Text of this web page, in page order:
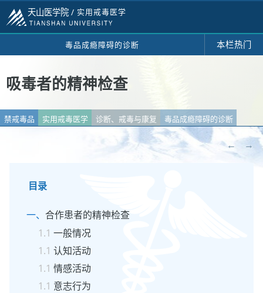
天山医学院 / 实用戒毒医学
毒品成瘾障碍的诊断 本栏热门
吸毒者的精神检查
禁戒毒品 实用戒毒医学 诊断、戒毒与康复 毒品成瘾障碍的诊断
← →
目录
合作患者的精神检查
一般情况
认知活动
情感活动
意志行为